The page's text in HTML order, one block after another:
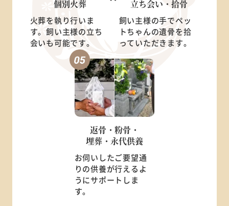
個別火葬
火葬を執り行いま
す。飼い主様の立ち
会いも可能です。
立ち会い・拾骨
飼い主様の手でペッ
トちゃんの遺骨を拾
っていただきます。
返骨・粉骨・
埋葬・永代供養
お伺いしたご要望通
りの供養が行えるよ
うにサポートしま
す。